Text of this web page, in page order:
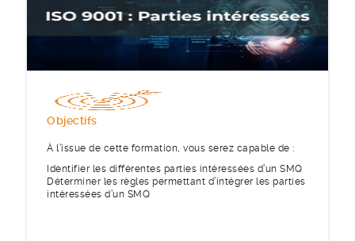
Objectifs
À l’issue de cette formation, vous serez capable de :
Identifier les différentes parties intéressées d’un SMQ
Déterminer les règles permettant d’intégrer les parties
intéressées d’un SMQ